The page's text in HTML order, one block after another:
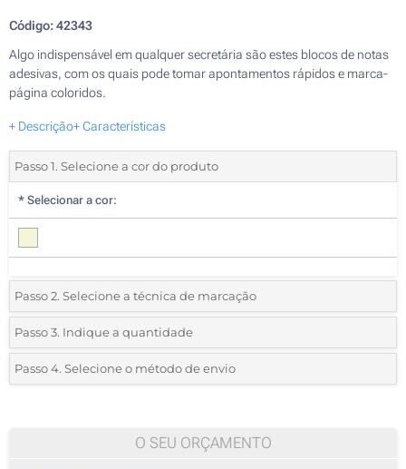
Código:42343
Algo indispensável em qualquer secretária são estes blocos de notas
adesivas, com os quais pode tomar apontamentos rápidos e marca-
página coloridos.
+ Descrição+ Características
Passo 1. Selecione a cor do produto
* Selecionar a cor:
Passo 2. Selecione a técnica de marcação
*Selecione o tipo de marcação e as cores do logotipo:
1 Cor (Parte superior)
3 Cores (Parte superior)
Passo 3. Indique a quantidade
*Quantidade mínima:25
Passo 4. Selecione o método de envio
O SEU ORÇAMENTO